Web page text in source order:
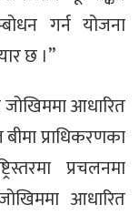
गर्न योजना
छ ।”
जोखिममा आधारित
प्राधिकरणका
प्रचलनमा
आधारित